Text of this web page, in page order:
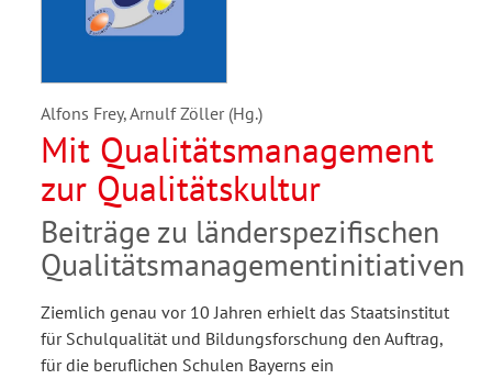
Alfons Frey, Arnulf Zöller (Hg.)
Mit Qualitätsmanagement
zur Qualitätskultur
Beiträge zu länderspezifischen
Qualitätsmanagementinitiativen
Ziemlich genau vor 10 Jahren erhielt das Staatsinstitut
für Schulqualität und Bildungsforschung den Auftrag,
für die beruflichen Schulen Bayerns ein